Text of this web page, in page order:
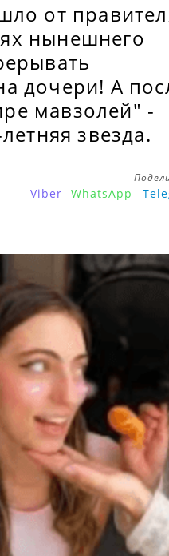
от
нынешнего
дочери! А
мавзолей" -
звезда.
Viber WhatsApp